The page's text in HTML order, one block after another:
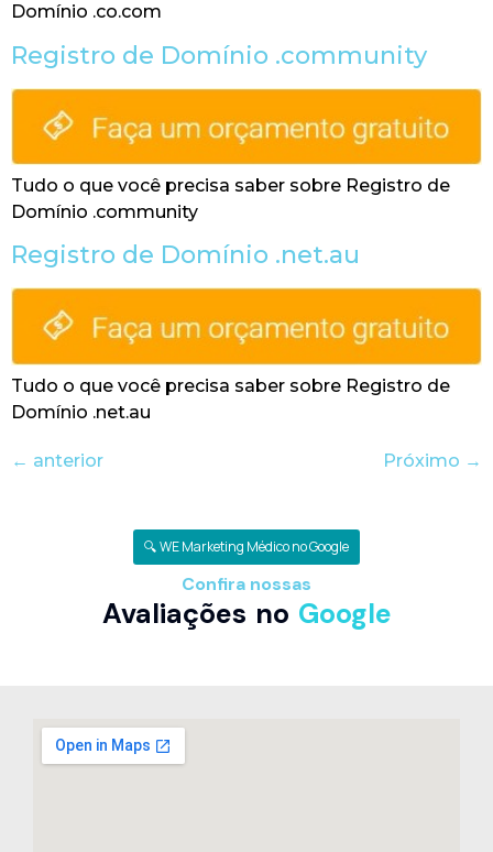
Domínio .co.com
Registro de Domínio .community
Tudo o que você precisa saber sobre Registro de
Domínio .community
Registro de Domínio .net.au
Tudo o que você precisa saber sobre Registro de
Domínio .net.au
← anterior Próximo →
🔍 WE Marketing Médico no Google
Confira nossas
Avaliações no Google